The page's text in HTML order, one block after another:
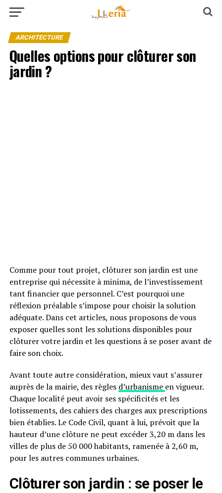
ARCHITECTURE
Quelles options pour clôturer son
jardin ?
Comme pour tout projet, clôturer son jardin est une
entreprise qui nécessite à minima, de l’investissement
tant financier que personnel. C’est pourquoi une
réflexion préalable s’impose pour choisir la solution
adéquate. Dans cet articles, nous proposons de vous
exposer quelles sont les solutions disponibles pour
clôturer votre jardin et les questions à se poser avant de
faire son choix.
Avant toute autre considération, mieux vaut s’assurer
auprès de la mairie, des règles d’urbanisme en vigueur.
Chaque localité peut avoir ses spécificités et les
lotissements, des cahiers des charges aux prescriptions
bien établies. Le Code Civil, quant à lui, prévoit que la
hauteur d’une clôture ne peut excéder 3,20 m dans les
villes de plus de 50 000 habitants, ramenée à 2,60 m,
pour les autres communes urbaines.
Clôturer son jardin : se poser le